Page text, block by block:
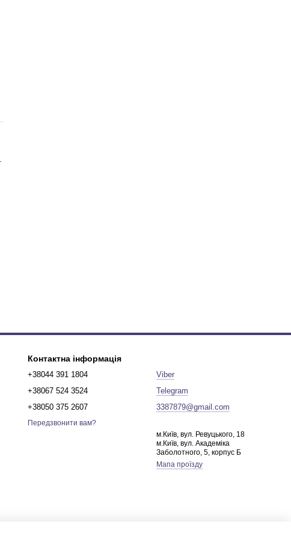
Контактна інформація
+38044 391 1804
+38067 524 3524
+38050 375 2607
Передзвонити вам?
Viber
Telegram
3387879@gmail.com
м.Київ, вул. Ревуцького, 18
м.Київ, вул. Академіка
Заболотного, 5, корпус Б
Мапа проїзду